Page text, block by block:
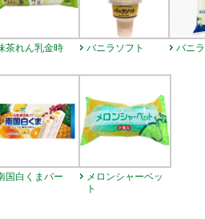
茶れん乳金時 バニラソフト バニ
国白くまバー
メロンシャーベッ
ト